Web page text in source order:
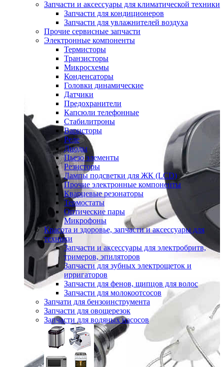
Запчасти и аксессуары для климатической техники
Запчасти для кондиционеров
Запчасти для увлажнителей воздуха
Прочие сервисные запчасти
Электронные компоненты
Термисторы
Транзисторы
Микросхемы
Конденсаторы
Головки динамические
Датчики
Предохранители
Капсюли телефонные
Стабилитроны
Варисторы
Реле
Диоды
Пьезо элементы
Резисторы
Лампы подсветки для ЖК (LCD)
Прочие электронные компоненты
Кварцевые резонаторы
Термостаты
Оптические пары
Микрофоны
Красота и здоровье, запчасти и аксессуары для
техники
Запчасти и аксессуары для электробритв,
тримеров, эпиляторов
Запчасти для зубных электрощеток и
ирригаторов
Запчасти для фенов, щипцов для волос
Запчасти для молокоотсосов
Запчати для бензоинструмента
Запчасти для овощерезок
Запчасти для водяных насосов